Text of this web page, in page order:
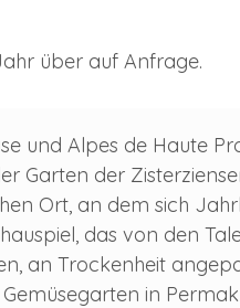
über auf Anfrage.
und Alpes de Haute
Garten der
Ort, an dem sich
das von den
an Trockenheit
in